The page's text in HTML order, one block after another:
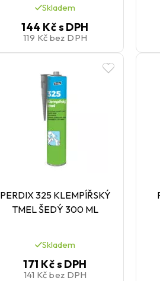
Skladem
144 Kčs DPH
119 Kč bez DPH
PERDIX 325 KLEMPÍŘSKÝ
TMEL ŠEDÝ 300 ML
Skladem
171 Kčs DPH
141 Kčbez DPH